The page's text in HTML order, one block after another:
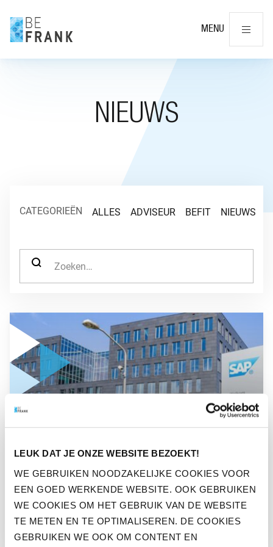
LEUK DAT JE ONZE WEBSITE BEZOEKT!
WE GEBRUIKEN NOODZAKELIJKE COOKIES VOOR
EEN GOED WERKENDE WEBSITE. OOK GEBRUIKEN
WE COOKIES OM HET GEBRUIK VAN DE WEBSITE
TE METEN EN TE OPTIMALISEREN. DE COOKIES
GEBRUIKEN WE OOK OM CONTENT EN
MENU
NIEUWS
CATEGORIEËN ALLES ADVISEUR BEFIT NIEUWS
ZOEK NAAR:
GA NAAR “ZO VERGROOT SAP DE DUURZAME
ZO VERGROOT SAP DE
DUURZAME INZETBAARHEID
VAN MEDEWERKERS
NIEUWS